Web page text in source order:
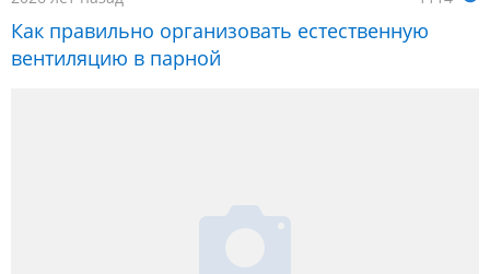
Как правильно организовать естественную
вентиляцию в парной